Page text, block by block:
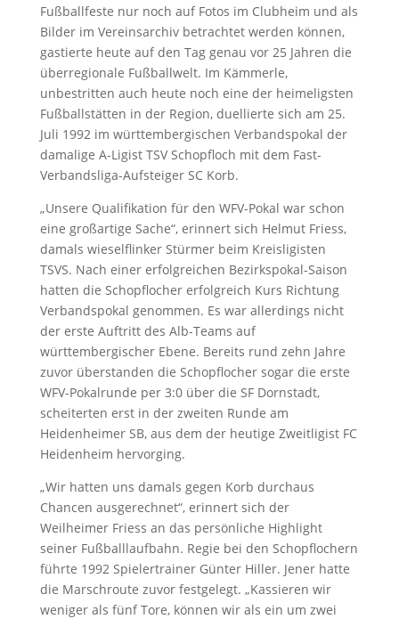
Fußballfeste nur noch auf Fotos im Clubheim und als
Bilder im Vereinsarchiv betrachtet werden können,
gastierte heute auf den Tag genau vor 25 Jahren die
überregionale Fußballwelt. Im Kämmerle,
unbestritten auch heute noch eine der heimeligsten
Fußballstätten in der Region, duellierte sich am 25.
Juli 1992 im württembergischen Verbandspokal der
damalige A-Ligist TSV Schopfloch mit dem Fast-
Verbandsliga-Aufsteiger SC Korb.
„Unsere Qualifikation für den WFV-Pokal war schon
eine großartige Sache“, erinnert sich Helmut Friess,
damals wieselflinker Stürmer beim Kreisligisten
TSVS. Nach einer erfolgreichen Bezirkspokal-Saison
hatten die Schopflocher erfolgreich Kurs Richtung
Verbandspokal genommen. Es war allerdings nicht
der erste Auftritt des Alb-Teams auf
württembergischer Ebene. Bereits rund zehn Jahre
zuvor überstanden die Schopflocher sogar die erste
WFV-Pokalrunde per 3:0 über die SF Dornstadt,
scheiterten erst in der zweiten Runde am
Heidenheimer SB, aus dem der heutige Zweitligist FC
Heidenheim hervorging.
„Wir hatten uns damals gegen Korb durchaus
Chancen ausgerechnet“, erinnert sich der
Weilheimer Friess an das persönliche Highlight
seiner Fußballlaufbahn. Regie bei den Schopflochern
führte 1992 Spielertrainer Günter Hiller. Jener hatte
die Marschroute zuvor festgelegt. „Kassieren wir
weniger als fünf Tore, können wir als ein um zwei